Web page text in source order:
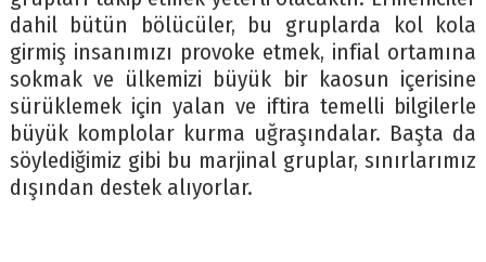
dahil bütün bölücüler, bu gruplarda kol kola
girmiş insanımızı provoke etmek, infial ortamına
sokmak ve ülkemizi büyük bir kaosun içerisine
sürüklemek için yalan ve iftira temelli bilgilerle
büyük komplolar kurma uğraşındalar. Başta da
söylediğimiz gibi bu marjinal gruplar, sınırlarımız
dışından destek alıyorlar.